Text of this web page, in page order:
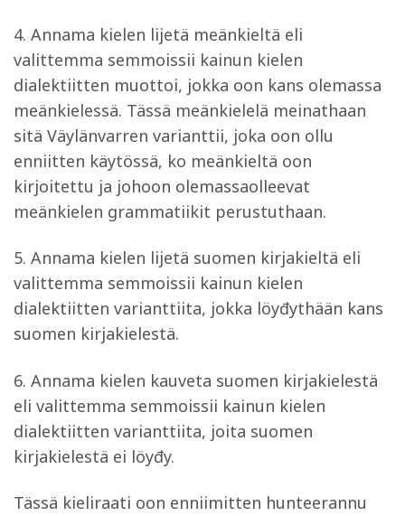
4. Annama kielen lijetä meänkieltä eli
valittemma semmoissii kainun kielen
dialektiitten muottoi, jokka oon kans olemassa
meänkielessä. Tässä meänkielelä meinathaan
sitä Väylänvarren varianttii, joka oon ollu
enniitten käytössä, ko meänkieltä oon
kirjoitettu ja johoon olemassaolleevat
meänkielen grammatiikit perustuthaan.
5. Annama kielen lijetä suomen kirjakieltä eli
valittemma semmoissii kainun kielen
dialektiitten varianttiita, jokka löyđythään kans
suomen kirjakielestä.
6. Annama kielen kauveta suomen kirjakielestä
eli valittemma semmoissii kainun kielen
dialektiitten varianttiita, joita suomen
kirjakielestä ei löyđy.
Tässä kieliraati oon enniimitten hunteerannu